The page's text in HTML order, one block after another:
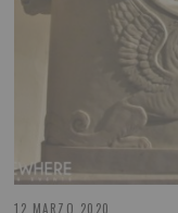
12 MARZO 2020